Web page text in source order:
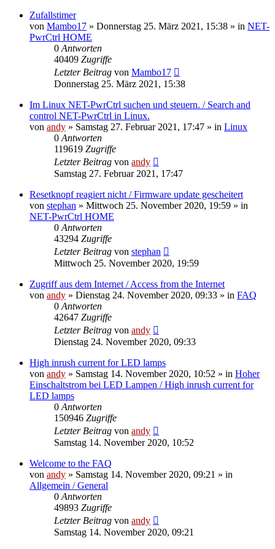
Zufallstimer
von Mambo17 » Donnerstag 25. März 2021, 15:38 » in NET-
PwrCtrl HOME
0 Antworten
40409 Zugriffe
Letzter Beitrag von Mambo17
Donnerstag 25. März 2021, 15:38
Im Linux NET-PwrCtrl suchen und steuern. / Search and
control NET-PwrCtrl in Linux.
von andy » Samstag 27. Februar 2021, 17:47 » in Linux
0 Antworten
119619 Zugriffe
Letzter Beitrag von andy
Samstag 27. Februar 2021, 17:47
Resetknopf reagiert nicht / Firmware update gescheitert
von stephan » Mittwoch 25. November 2020, 19:59 » in
NET-PwrCtrl HOME
0 Antworten
43294 Zugriffe
Letzter Beitrag von stephan
Mittwoch 25. November 2020, 19:59
Zugriff aus dem Internet / Access from the Internet
von andy » Dienstag 24. November 2020, 09:33 » in FAQ
0 Antworten
42647 Zugriffe
Letzter Beitrag von andy
Dienstag 24. November 2020, 09:33
High inrush current for LED lamps
von andy » Samstag 14. November 2020, 10:52 » in Hoher
Einschaltstrom bei LED Lampen / High inrush current for
LED lamps
0 Antworten
150946 Zugriffe
Letzter Beitrag von andy
Samstag 14. November 2020, 10:52
Welcome to the FAQ
von andy » Samstag 14. November 2020, 09:21 » in
Allgemein / General
0 Antworten
49893 Zugriffe
Letzter Beitrag von andy
Samstag 14. November 2020, 09:21